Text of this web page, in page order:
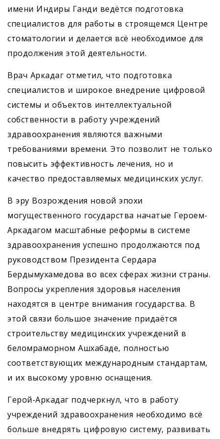
имени Индиры Ганди ведётся подготовка
специалистов для работы в строящемся Центре
стоматологии и делается всё необходимое для
продолжения этой деятельности.
Врач Аркадаг отметил, что подготовка
специалистов и широкое внедрение цифровой
системы и объектов интеллектуальной
собственности в работу учреждений
здравоохранения являются важными
требованиями времени. Это позволит не только
повысить эффективность лечения, но и
качество предоставляемых медицинских услуг.
В эру Возрождения новой эпохи
могущественного государства начатые Героем-
Аркадагом масштабные реформы в системе
здравоохранения успешно продолжаются под
руководством Президента Сердара
Бердымухамедова во всех сферах жизни страны.
Вопросы укрепления здоровья населения
находятся в центре внимания государства. В
этой связи большое значение придаётся
строительству медицинских учреждений в
беломраморном Ашхабаде, полностью
соответствующих международным стандартам,
и их высокому уровню оснащения.
Герой-Аркадаг подчеркнул, что в работу
учреждений здравоохранения необходимо всё
больше внедрять цифровую систему, развивать